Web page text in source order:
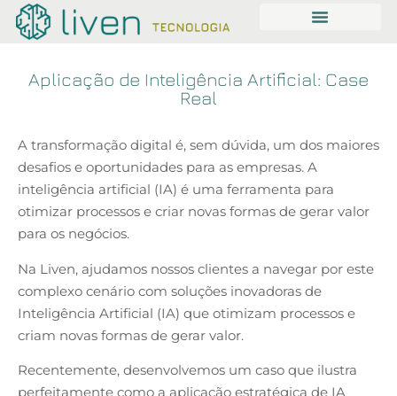
Aplicação de Inteligência Artificial: Case
Real
A transformação digital é, sem dúvida, um dos maiores
desafios e oportunidades para as empresas. A
inteligência artificial (IA) é uma ferramenta para
otimizar processos e criar novas formas de gerar valor
para os negócios.
Na Liven, ajudamos nossos clientes a navegar por este
complexo cenário com soluções inovadoras de
Inteligência Artificial (IA) que otimizam processos e
criam novas formas de gerar valor.
Recentemente, desenvolvemos um caso que ilustra
perfeitamente como a aplicação estratégica de IA